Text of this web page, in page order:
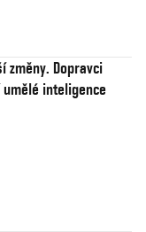
změny. Dopravci
inteligence